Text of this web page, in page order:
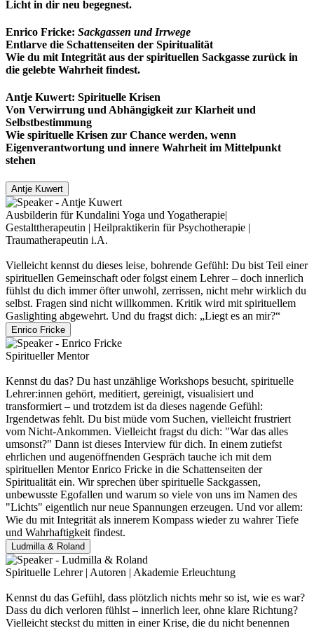
Licht in dir neu begegnest.
Enrico Fricke: Sackgassen und Irrwege
Entlarve die Schattenseiten der Spiritualität
Wie du mit Integrität aus der spirituellen Sackgasse zurück in
die gelebte Wahrheit findest.
Antje Kuwert: Spirituelle Krisen
Von Verwirrung und Abhängigkeit zur Klarheit und
Selbstbestimmung
Wie spirituelle Krisen zur Chance werden, wenn
Eigenverantwortung und innere Wahrheit im Mittelpunkt
stehen
Antje Kuwert
Ausbilderin für Kundalini Yoga und Yogatherapie|
Gestalttherapeutin | Heilpraktikerin für Psychotherapie |
Traumatherapeutin i.A.
Vielleicht kennst du dieses leise, bohrende Gefühl: Du bist Teil einer
spirituellen Gemeinschaft oder folgst einem Lehrer – doch innerlich
fühlst du dich immer öfter unwohl, zerrissen, nicht mehr wirklich du
selbst. Fragen sind nicht willkommen. Kritik wird mit spirituellem
Gaslighting abgewehrt. Und du fragst dich: „Liegt es an mir?“
Enrico Fricke
Spiritueller Mentor
Kennst du das? Du hast unzählige Workshops besucht, spirituelle
Lehrer:innen gehört, meditiert, gereinigt, visualisiert und
transformiert – und trotzdem ist da dieses nagende Gefühl:
Irgendetwas fehlt. Du bist müde vom Suchen, vielleicht frustriert
vom Nicht-Ankommen. Vielleicht fragst du dich: "War das alles
umsonst?" Dann ist dieses Interview für dich. In einem zutiefst
ehrlichen und augenöffnenden Gespräch tauche ich mit dem
spirituellen Mentor Enrico Fricke in die Schattenseiten der
Spiritualität ein. Wir sprechen über spirituelle Sackgassen,
unbewusste Egofallen und warum so viele von uns im Namen des
"Lichts" eigentlich nur neue Spannungen erzeugen. Und vor allem:
Wie du mit Integrität als innerem Kompass wieder zu wahrer Tiefe
und Wahrhaftigkeit findest.
Ludmilla & Roland
Spirituelle Lehrer | Autoren | Akademie Erleuchtung
Kennst du das Gefühl, dass plötzlich nichts mehr so ist, wie es war?
Dass du dich verloren fühlst – innerlich leer, ohne klare Richtung?
Vielleicht steckst du mitten in einer Krise, die du nicht benennen